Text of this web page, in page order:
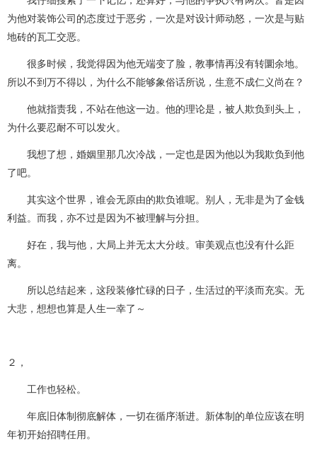
为他对装饰公司的态度过于恶劣，一次是对设计师动怒，一次是与贴
地砖的瓦工交恶。
很多时候，我觉得因为他无端变了脸，教事情再没有转圜余地。
所以不到万不得以，为什么不能够象俗话所说，生意不成仁义尚在？
他就指责我，不站在他这一边。他的理论是，被人欺负到头上，
为什么要忍耐不可以发火。
我想了想，婚姻里那几次冷战，一定也是因为他以为我欺负到他
了吧。
其实这个世界，谁会无原由的欺负谁呢。别人，无非是为了金钱
利益。而我，亦不过是因为不被理解与分担。
好在，我与他，大局上并无太大分歧。审美观点也没有什么距
离。
所以总结起来，这段装修忙碌的日子，生活过的平淡而充实。无
大悲，想想也算是人生一幸了～
２，
工作也轻松。
年底旧体制彻底解体，一切在循序渐进。新体制的单位应该在明
年初开始招聘任用。